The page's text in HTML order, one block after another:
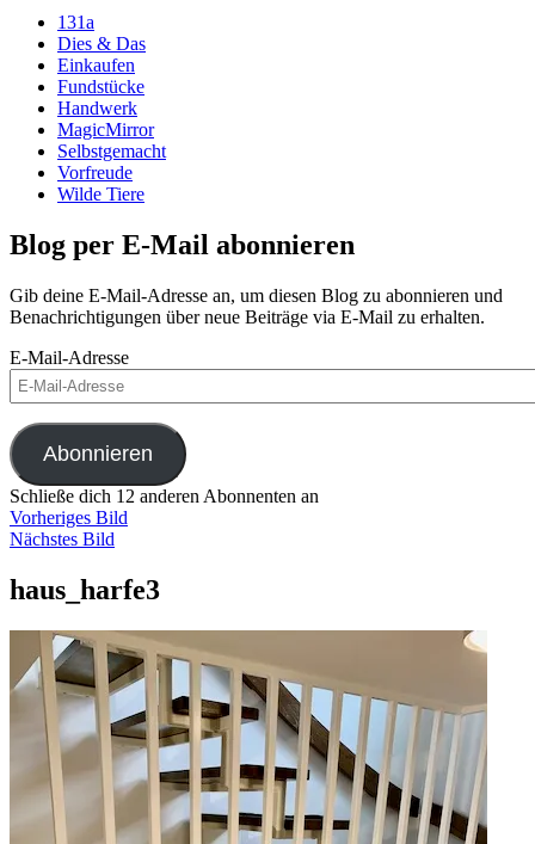
131a
Dies & Das
Einkaufen
Fundstücke
Handwerk
MagicMirror
Selbstgemacht
Vorfreude
Wilde Tiere
Blog per E-Mail abonnieren
Gib deine E-Mail-Adresse an, um diesen Blog zu abonnieren und
Benachrichtigungen über neue Beiträge via E-Mail zu erhalten.
E-Mail-Adresse
Abonnieren
Schließe dich 12 anderen Abonnenten an
Vorheriges Bild
Nächstes Bild
haus_harfe3